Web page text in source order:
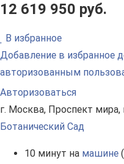
12 619 950 руб.
В избранное
Добавление в избранное
авторизованным
Авторизоваться
г. Москва, Проспект мира,
Ботанический Сад
10 минут на машине